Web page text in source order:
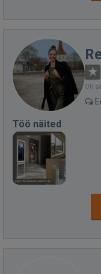
Oli
Töö näited